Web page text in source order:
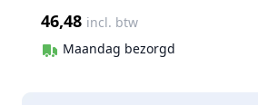
46,48 incl. btw
Maandag bezorgd